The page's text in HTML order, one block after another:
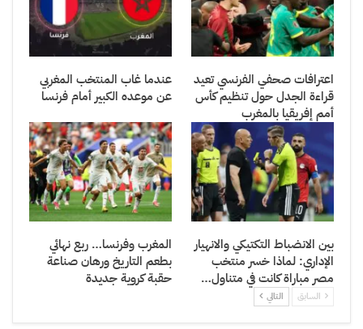
اعترافات صحفي الفرنسي تعيد
قراءة الجدل حول تنظيم كأس
أمم إفريقيا بالمغرب
عندما غاب المنتخب المغربي
عن موعده الكبير أمام فرنسا
بين الانضباط التكتيكي والانهيار
الإداري: لماذا خسر منتخب
مصر مباراة كانت في متناول…
المغرب وفرنسا… ربع نهائي
بطعم التاريخ ورهان صناعة
حقبة كروية جديدة
السابق التالي